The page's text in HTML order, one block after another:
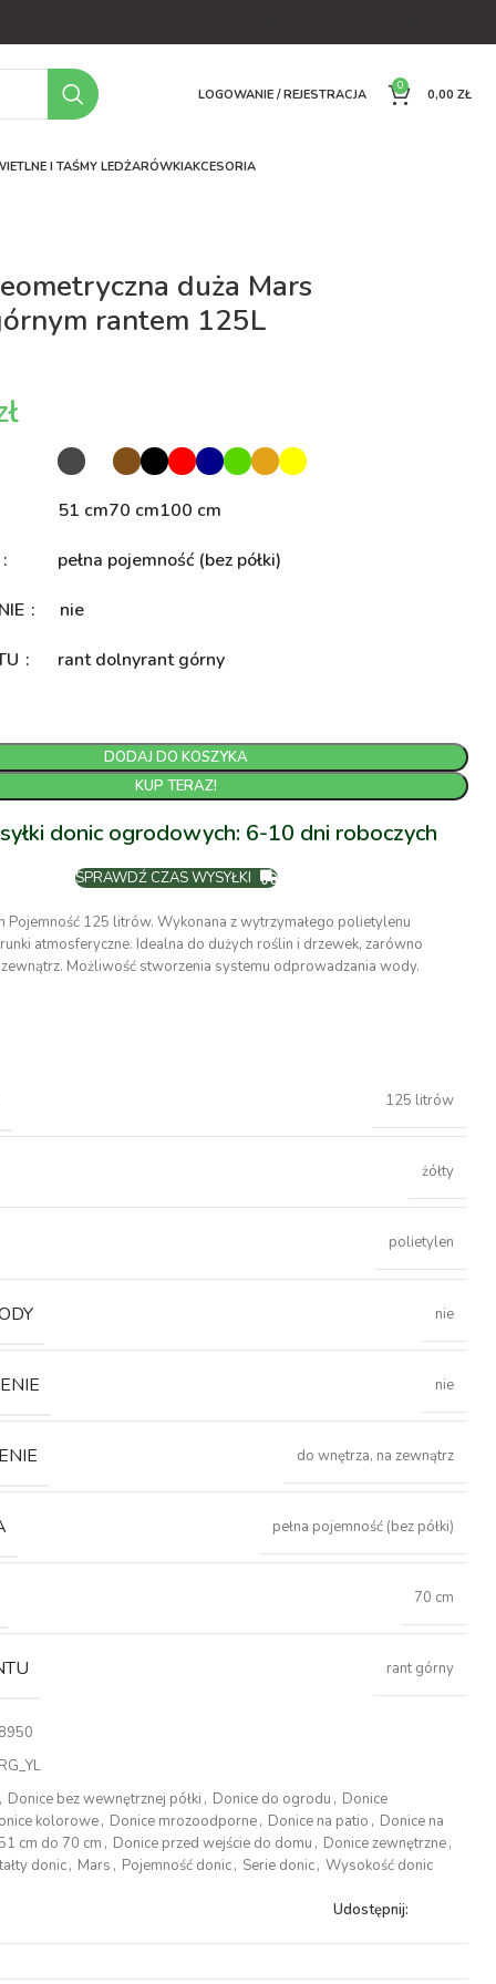
LOGOWANIE / REJESTRACJA
0
0,00 ZŁ
I TAŚMY LEDŻARÓWKIAKCESORIA
duża Mars
rantem 125L
51 cm70 cm100 cm
pełna pojemność (bez półki)
nie
rant dolnyrant górny
DODAJ DO KOSZYKA
KUP TERAZ!
donic ogrodowych: 6-10 dni roboczych
SPRAWDŹ CZAS WYSYŁKI
Pojemność 125 litrów. Wykonana z wytrzymałego polietylenu
atmosferyczne. Idealna do dużych roślin i drzewek, zarówno
Możliwość stworzenia systemu odprowadzania wody.
125 litrów
żółty
polietylen
nie
nie
do wnętrza, na zewnątrz
pełna pojemność (bez półki)
70 cm
rant górny
, Donice bez wewnętrznej półki , Donice do ogrodu , Donice
kolorowe, Donice mrozoodporne, Donice na patio , Donice na
cm do 70 cm , Donice przed wejście do domu , Donice zewnętrzne,
donic, Mars , Pojemność donic, Serie donic, Wysokość donic
Udostępnij: